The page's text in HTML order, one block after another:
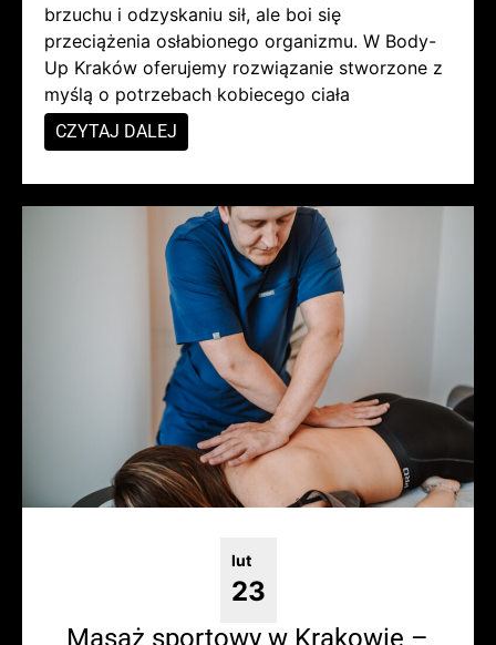
brzuchu i odzyskaniu sił, ale boi się
przeciążenia osłabionego organizmu. W Body-
Up Kraków oferujemy rozwiązanie stworzone z
myślą o potrzebach kobiecego ciała
CZYTAJ DALEJ
lut
23
Masaż sportowy w Krakowie –